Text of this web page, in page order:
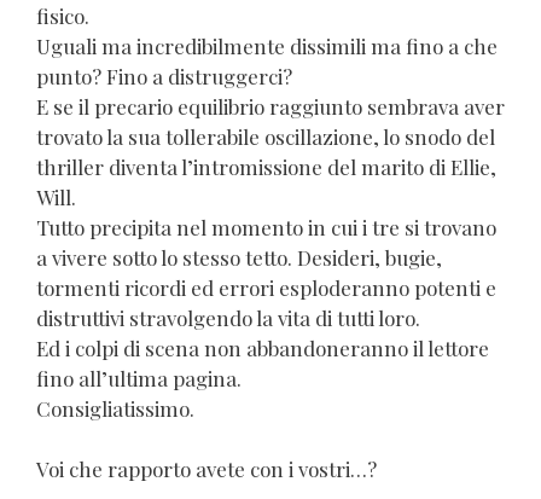
fisico.
Uguali ma incredibilmente dissimili ma fino a che
punto? Fino a distruggerci?
E se il precario equilibrio raggiunto sembrava aver
trovato la sua tollerabile oscillazione, lo snodo del
thriller diventa l’intromissione del marito di Ellie,
Will.
Tutto precipita nel momento in cui i tre si trovano
a vivere sotto lo stesso tetto. Desideri, bugie,
tormenti ricordi ed errori esploderanno potenti e
distruttivi stravolgendo la vita di tutti loro.
Ed i colpi di scena non abbandoneranno il lettore
fino all’ultima pagina.
Consigliatissimo.
Voi che rapporto avete con i vostri…?